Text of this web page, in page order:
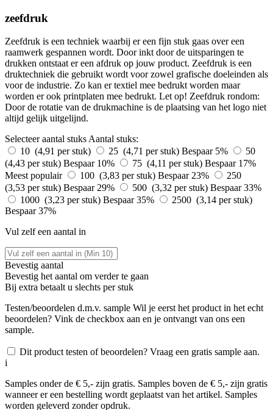
zeefdruk
Zeefdruk is een techniek waarbij er een fijn stuk gaas over een
raamwerk gespannen wordt. Door inkt door de uitsparingen te
drukken ontstaat er een afdruk op jouw product. Zeefdruk is een
druktechniek die gebruikt wordt voor zowel grafische doeleinden als
voor de industrie. Zo kan er textiel mee bedrukt worden maar
worden er ook printplaten mee bedrukt. Let op! Zeefdruk rondom:
Door de rotatie van de drukmachine is de plaatsing van het logo niet
altijd gelijk uitgelijnd.
Selecteer aantal stuks Aantal stuks:
10 (4,91 per stuk)
25 (4,71 per stuk) Bespaar 5%
50
(4,43 per stuk) Bespaar 10% 75 (4,11 per stuk) Bespaar 17%
Meest populair
100 (3,83 per stuk) Bespaar 23%
250
(3,53 per stuk) Bespaar 29% 500 (3,32 per stuk) Bespaar 33%
1000 (3,23 per stuk) Bespaar 35%
2500 (3,14 per stuk)
Bespaar 37%
Vul zelf een aantal in
Bevestig aantal
Bevestig het aantal om verder te gaan
Bij extra betaalt u slechts per stuk
Testen/beoordelen d.m.v. sample Wil je eerst het product in het echt
beoordelen? Vink de checkbox aan en je ontvangt van ons een
sample.
Dit product testen of beoordelen? Vraag een gratis sample aan.
i
Samples onder de € 5,- zijn gratis. Samples boven de € 5,- zijn gratis
wanneer er een bestelling wordt geplaatst van het artikel. Samples
worden geleverd zonder opdruk.